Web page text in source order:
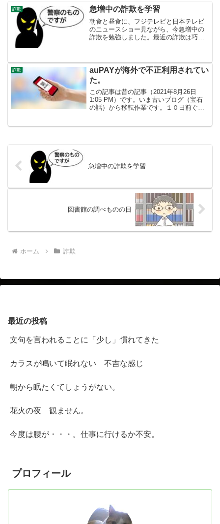
詐欺 急増中の詐欺を学習
朝食と昼食に、フジテレビと日本テレビ
のニュースショー見ながら、今急増中の
詐欺を勉強しました。最近の詐欺は巧妙
詐欺
auPAYが海外で不正利用されてい
た。
この記事は昔の記事（2021年8月26日
1:05 PM）です。いま古いブログ（宝石
の話）から移転作業です。１０日前ぐら
急増中の詐欺を学習
図書館の調べものの日
ホーム 詐欺
最近の投稿
文句を言われることに「少し」慣れてきた
カラスが鳴いて眠れない 不吉な感じ
朝から眠たくてしょうがない。
花火の夜 観ません。
今度は腰が・・・。仕事に行けるか不安。
プロフィール